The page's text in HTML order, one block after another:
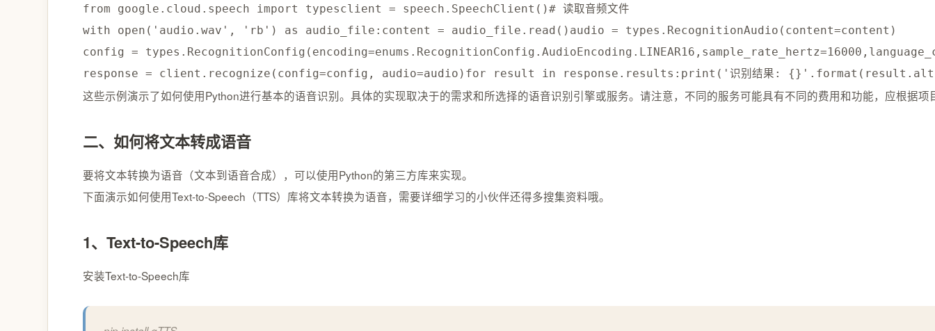
from google . cloud . speech import typesclient = speech . SpeechClient ( )# 读取⾳频⽂件
with
open ( 'audio.wav' , 'rb' ) as audio_file : content = audio_file . read ( ) audio = types . RecognitionAudio ( content=content )
config = types . RecognitionConfig ( encoding=enums . RecognitionConfig . AudioEncoding . LINEAR16 , sample_rate_hertz=16000 ,
response = client . recognize ( config=config , audio=audio ) for result in response . results : print ( '识别结果: {}' . format ( result .
这些⽰例演⽰了如何使⽤Python进⾏基本的语⾳识别。具体的实现取决于的需求和所选择的语⾳识别引擎或服务。请注意，不同的服务可能具有不同的费⽤和功能，应根据
二、如何将文本转成语音
要将⽂本转换为语⾳（⽂本到语⾳合成），可以使⽤Python的第三⽅库来实现。
下面演示如何使用Text-to-Speech（TTS）库将文本转换为语音，需要详细学习的小伙伴还得多搜集资料哦。
1、Text-to-Speech库
安装Text-to-Speech库